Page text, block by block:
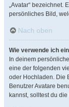
„Avatar“ bezeichnet.
persönliches Bild,
Nach oben
Wie verwende ich
In deinem
eine der folgenden
oder Hochladen. Die
Benutzer Avatare
kannst, solltest du